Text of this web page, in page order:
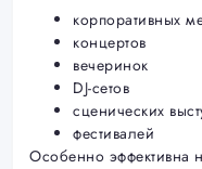
корпоративных
концертов
вечеринок
DJ-сетов
сценических
фестивалей
Особенно эффективна